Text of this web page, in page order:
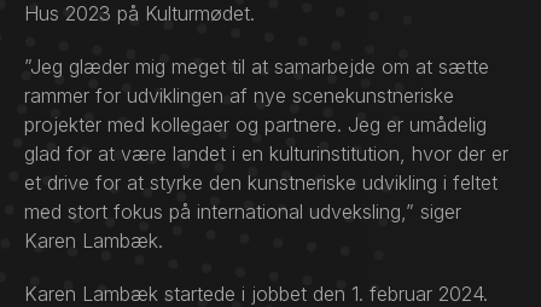
Hus 2023 på Kulturmødet.
”Jeg glæder mig meget til at samarbejde om at sætte
rammer for udviklingen af nye scenekunstneriske
projekter med kollegaer og partnere. Jeg er umådelig
glad for at være landet i en kulturinstitution, hvor der er
et drive for at styrke den kunstneriske udvikling i feltet
med stort fokus på international udveksling,” siger
Karen Lambæk.
Karen Lambæk startede i jobbet den 1. februar 2024.